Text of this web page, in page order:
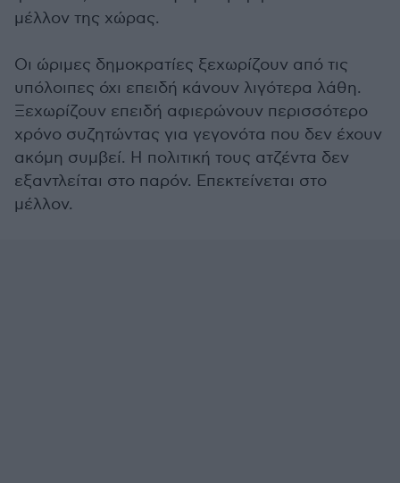
μέλλον της χώρας.
Οι ώριμες δημοκρατίες ξεχωρίζουν από τις
υπόλοιπες όχι επειδή κάνουν λιγότερα λάθη.
Ξεχωρίζουν επειδή αφιερώνουν περισσότερο
χρόνο συζητώντας για γεγονότα που δεν έχουν
ακόμη συμβεί. Η πολιτική τους ατζέντα δεν
εξαντλείται στο παρόν. Επεκτείνεται στο
μέλλον.